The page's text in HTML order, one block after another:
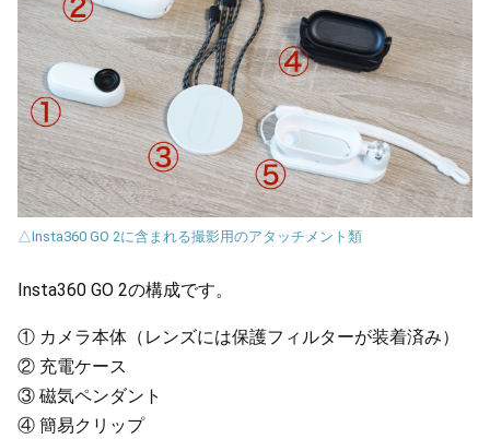
△Insta360 GO 2に含まれる撮影用のアタッチメント類
Insta360 GO 2の構成です。
① カメラ本体（レンズには保護フィルターが装着済み）
② 充電ケース
③ 磁気ペンダント
④ 簡易クリップ